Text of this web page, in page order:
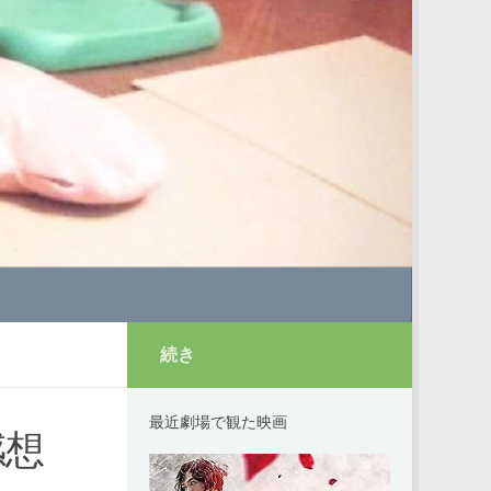
続き
最近劇場で観た映画